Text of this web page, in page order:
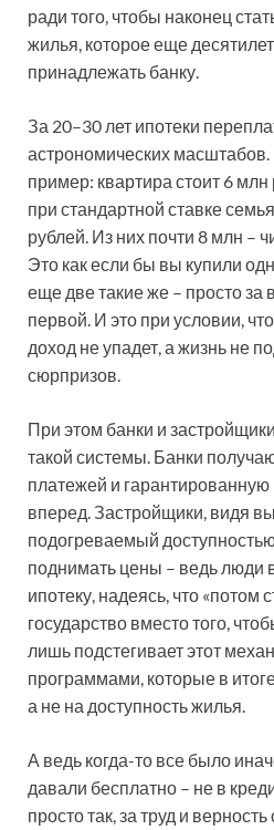
ради того, чтобы наконец
жилья, которое еще
принадлежать банку.
За 20–30 лет ипотеки
астрономических
пример: квартира стоит 6 млн
при стандартной ставке
рублей. Из них почти 8 млн –
Это как если бы вы купили
еще две такие же – просто за
первой. И это при условии,
доход не упадет, а жизнь не
сюрпризов.
При этом банки и
такой системы. Банки
платежей и гарантированную
вперед. Застройщики, видя
подогреваемый
поднимать цены – ведь люди
ипотеку, надеясь, что «потом
государство вместо того,
лишь подстегивает этот
программами, которые в
а не на доступность жилья.
А ведь когда-то все было
давали бесплатно – не в
просто так, за труд и